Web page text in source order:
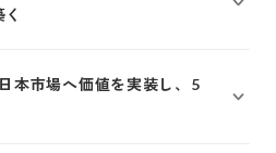
本市場へ価値を実装し、5